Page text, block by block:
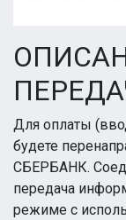
Для оплаты
будете
СБЕРБАНК.
передача
режиме с